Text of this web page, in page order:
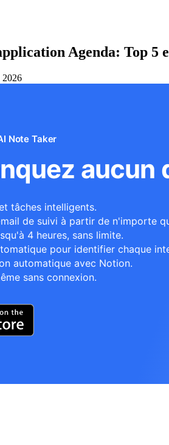
Agenda: Top 5
2026
Note Taker
tâches intelligents.
de suivi à partir de n'importe
4 heures, sans limite.
pour identifier chaque
automatique avec Notion.
sans connexion.